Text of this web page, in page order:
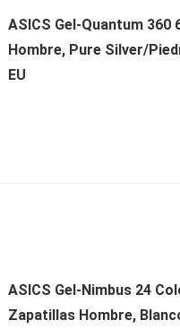
ASICS Gel-Quantum 360
Hombre, Pure Silver/
EU
ASICS Gel-Nimbus 24
Zapatillas Hombre,